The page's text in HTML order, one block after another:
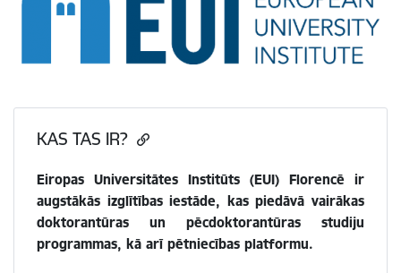
KAS TAS IR?
Eiropas Universitātes Institūts (EUI) Florencē ir
augstākās izglītības iestāde, kas piedāvā vairākas
doktorantūras un pēcdoktorantūras studiju
programmas, kā arī pētniecības platformu.